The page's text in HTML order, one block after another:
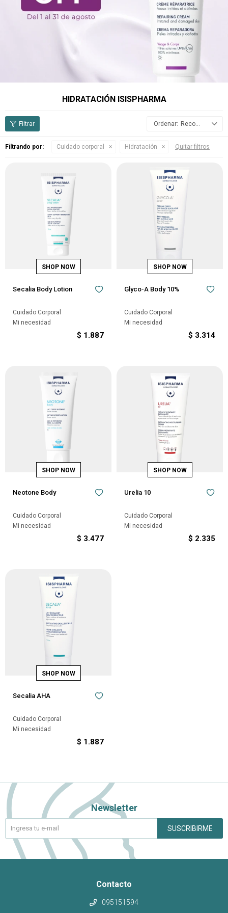
HIDRATACIÓN ISISPHARMA
Recomendados
Filtrando por: Cuidado corporal Hidratación Quitar filtros
Secalia Body Lotion
Cuidado Corporal
Mi necesidad
$ 1.887
Glyco-A Body 10%
Cuidado Corporal
Mi necesidad
$ 3.314
Neotone Body
Cuidado Corporal
Mi necesidad
$ 3.477
Urelia 10
Cuidado Corporal
Mi necesidad
$ 2.335
Secalia AHA
Cuidado Corporal
Mi necesidad
$ 1.887
Contacto
095151594
Newsletter
SUSCRIBIRME